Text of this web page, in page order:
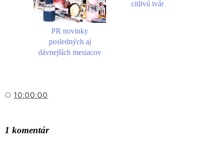
PR novinky
posledných aj
dávnejších mesiacov
citlivú tvár
O 10:00:00
1 komentár